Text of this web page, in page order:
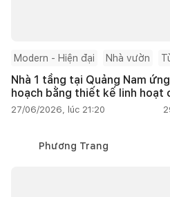
Modern - Hiện đại Nhà vườn
Nhà 1 tầng tại Quảng Nam
hoạch bằng thiết kế linh hoạt
27/06/2026, lúc 21:20
Phương Trang